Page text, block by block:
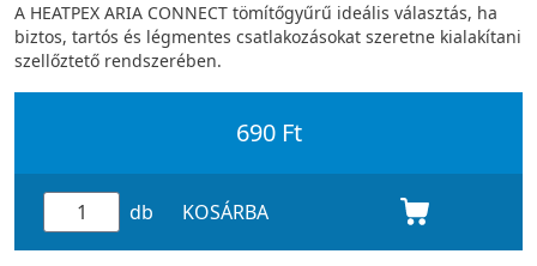
A HEATPEX ARIA CONNECT tömítőgyűrű ideális választás, ha
biztos, tartós és légmentes csatlakozásokat szeretne kialakítani
szellőztető rendszerében.
690 Ft
db KOSÁRBA